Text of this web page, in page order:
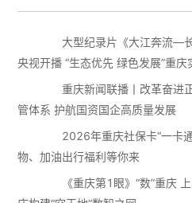
大型纪录片《大江奔流—长
央视开播 “生态优先 绿色发展”重庆
重庆新闻联播丨改革奋进正
管体系 护航国资国企高质量发展
2026年重庆社保卡“一卡通
物、加油出行福利等你来
《重庆第1眼》“数”重庆 上